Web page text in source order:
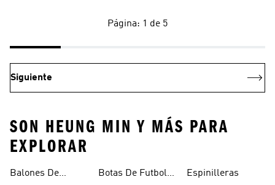
Página: 1 de 5
Siguiente
SON HEUNG MIN Y MÁS PARA
EXPLORAR
Balones De
Botas De Futbol
Espinilleras